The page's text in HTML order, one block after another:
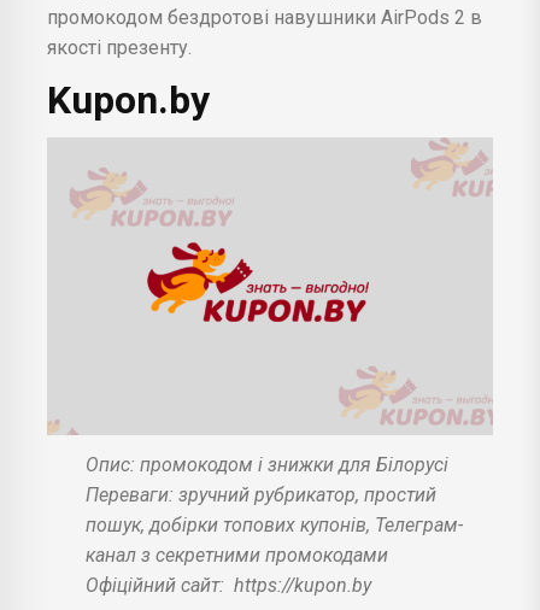
промокодом бездротові навушники AirPods 2 в
якості презенту.
Kupon.by
Опис: промокодом і знижки для Білорусі
Переваги: зручний рубрикатор, простий
пошук, добірки топових купонів, Телеграм-
канал з секретними промокодами
Офіційний сайт: https://kupon.by